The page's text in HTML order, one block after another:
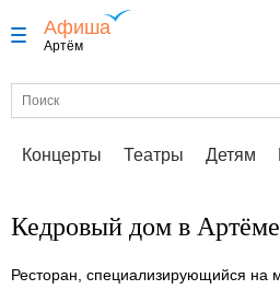
Афиша
Артём
Концерты Театры Детям
Кедровый дом в Артёме
Ресторан, специализирующийся на